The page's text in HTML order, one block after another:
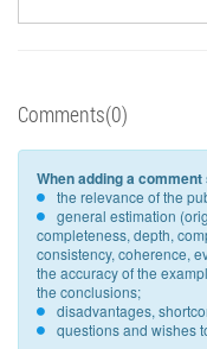
Comments(0)
When adding a
the relevance of the
general estimation
completeness, depth,
consistency, coherence,
the accuracy of the
the conclusions;
disadvantages,
questions and wishes